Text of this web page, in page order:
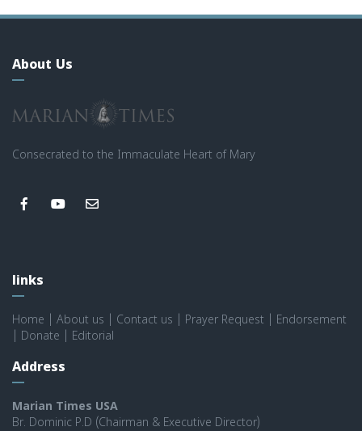
About Us
Consecrated to the Immaculate Heart of Mary
links
Home About us Contact us Prayer Request
Endorsement
Donate Editorial
Address
Marian Times USA
Br. Dominic P.D (Chairman & Executive Director)